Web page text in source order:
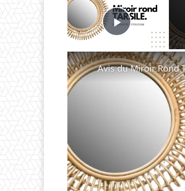
Play
Avis du Miroir Rond